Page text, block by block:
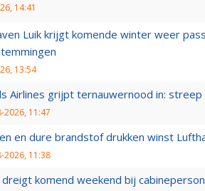
14:41
Luik krijgt komende winter weer
13:54
Airlines grijpt ternauwernood in:
2026, 11:47
en dure brandstof drukken winst
2026, 11:38
dreigt komend weekend bij